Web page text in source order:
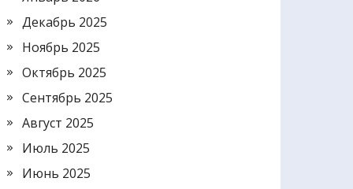
Декабрь 2025
Ноябрь 2025
Октябрь 2025
Сентябрь 2025
Август 2025
Июль 2025
Июнь 2025